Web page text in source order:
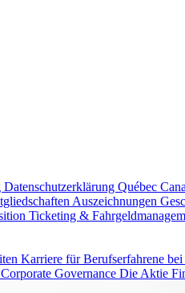
Datenschutzerklärung Québec
Auszeichnungen
Ticketing &
Karriere für Berufserfahrene
Corporate Governance Die Aktie